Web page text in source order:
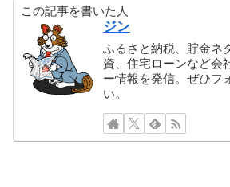
この記事を書いた人
ジン
ふるさと納税、貯金ネ
資、住宅ローンなど会
ー情報を発信。ぜひフ
い。